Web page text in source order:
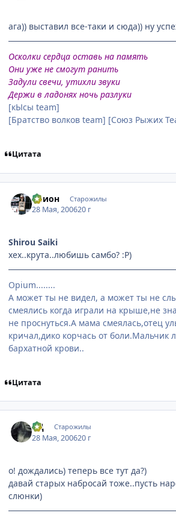
ага)) выставил все-таки и сюда)) ну
Осколки сердца оставь на память
Они уже не смогут ранить
Задули свечи, утихли звуки
Держи в ладонях ночь разлуки
[кЫсы team]
[Братство волков team] [Союз Рыжих
Цитата
Элион Старожилы
28 Мая, 200620 г
Shirou Saiki
хех..крута..любишь самбо? :P)
Opium........
А может ты не видел, а может ты не
смеялись когда играли на крыше,не
не проснуться.А мама смеялась,отец
кричал,дико корчась от боли.Мальчик
бархатной крови..
Цитата
ЯД Старожилы
28 Мая, 200620 г
о! дождались) теперь все тут да?)
давай старых набросай тоже..пусть
слюнки)